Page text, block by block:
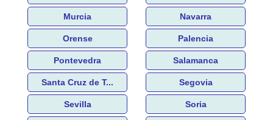
Murcia Navarra
Orense Palencia
Pontevedra Salamanca
Santa Cruz de T... Segovia
Sevilla Soria